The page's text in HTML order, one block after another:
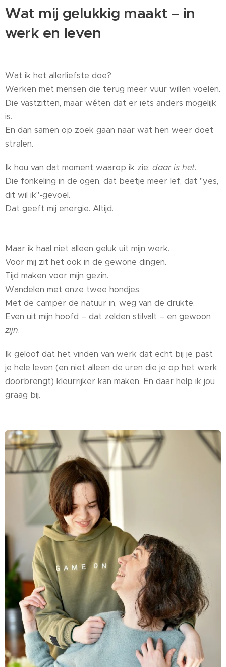
Wat mij gelukkig maakt – in
werk en leven
Wat ik het allerliefste doe?
Werken met mensen die terug meer vuur willen voelen.
Die vastzitten, maar wéten dat er iets anders mogelijk
is.
En dan samen op zoek gaan naar wat hen weer doet
stralen.
Ik hou van dat moment waarop ik zie: daar is het.
Die fonkeling in de ogen, dat beetje meer lef, dat "yes,
dit wil ik"-gevoel.
Dat geeft mij energie. Altijd.
Maar ik haal niet alleen geluk uit mijn werk.
Voor mij zit het ook in de gewone dingen.
Tijd maken voor mijn gezin.
Wandelen met onze twee hondjes.
Met de camper de natuur in, weg van de drukte.
Even uit mijn hoofd – dat zelden stilvalt – en gewoon
zijn.
Ik geloof dat het vinden van werk dat echt bij je past
je hele leven (en niet alleen de uren die je op het werk
doorbrengt) kleurrijker kan maken. En daar help ik jou
graag bij.